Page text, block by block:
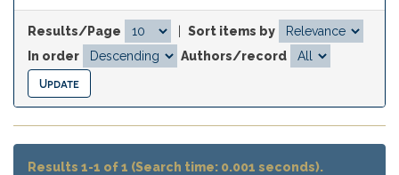
Results/Page
Sort items by
In order
Authors/record
Results 1-1 of 1 (Search time: 0.001 seconds).